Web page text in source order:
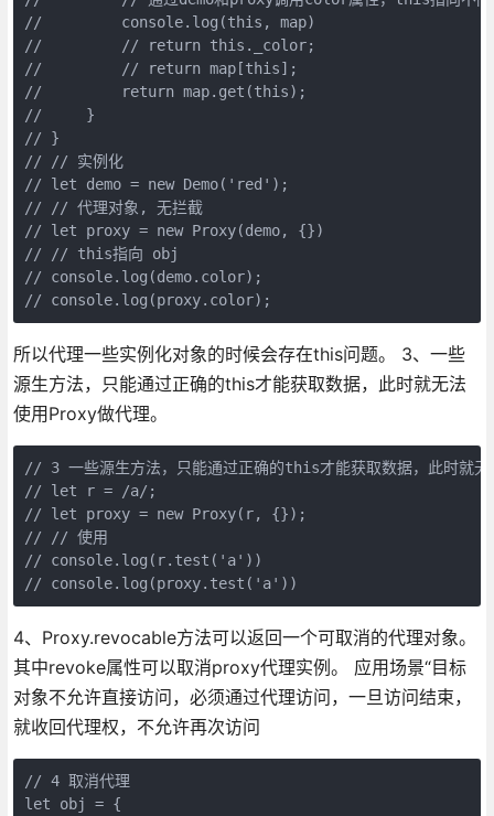
//         console.log(this, map)
//         // return this._color;
//         // return map[this];
//         return map.get(this);
//     }
// }
// // 实例化
// let demo = new Demo('red');
// // 代理对象, 无拦截
// let proxy = new Proxy(demo, {})
// // this指向 obj
// console.log(demo.color);
所以代理一些实例化对象的时候会存在this问题。 3、一些
源生方法，只能通过正确的this才能获取数据，此时就无法
使用Proxy做代理。
// 3 一些源生方法，只能通过正确的this才能获取数据，此时就无
// let r = /a/;
// let proxy = new Proxy(r, {});
// // 使用
// console.log(r.test('a'))
4、Proxy.revocable方法可以返回一个可取消的代理对象。
其中revoke属性可以取消proxy代理实例。 应用场景“目标
对象不允许直接访问，必须通过代理访问，一旦访问结束，
就收回代理权，不允许再次访问
// 4 取消代理
let obj = {